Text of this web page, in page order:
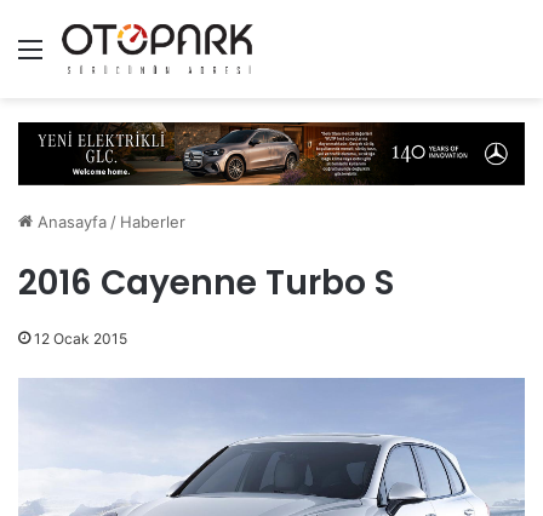
Menü
Anasayfa / Haberler
2016 Cayenne Turbo S
12 Ocak 2015